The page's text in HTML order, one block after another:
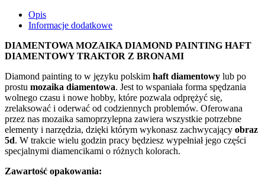
Opis
Informacje dodatkowe
DIAMENTOWA MOZAIKA DIAMOND PAINTING HAFT
DIAMENTOWY TRAKTOR Z BRONAMI
Diamond painting to w języku polskim haft diamentowy lub po
prostu mozaika diamentowa. Jest to wspaniała forma spędzania
wolnego czasu i nowe hobby, które pozwala odprężyć się,
zrelaksować i oderwać od codziennych problemów. Oferowana
przez nas mozaika samoprzylepna zawiera wszystkie potrzebne
elementy i narzędzia, dzięki którym wykonasz zachwycający obraz
5d. W trakcie wielu godzin pracy będziesz wypełniał jego części
specjalnymi diamencikami o różnych kolorach.
Zawartość opakowania: